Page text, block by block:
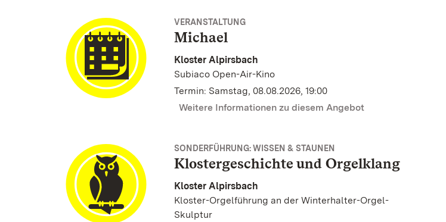
VERANSTALTUNG
Michael
Kloster Alpirsbach
Subiaco Open-Air-Kino
Termin: Samstag, 08.08.2026, 19:00
Weitere Informationen zu diesem Angebot
SONDERFÜHRUNG: WISSEN & STAUNEN
Klostergeschichte und Orgelklang
Kloster Alpirsbach
Kloster-Orgelführung an der Winterhalter-Orgel-
Skulptur